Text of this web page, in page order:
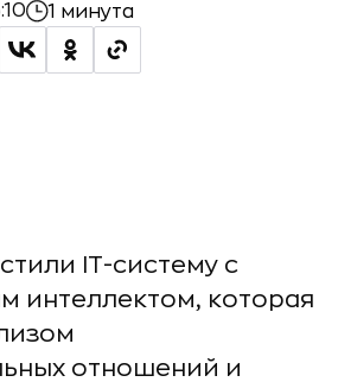
1 минута
IT-систему с
интеллектом, которая
отношений и